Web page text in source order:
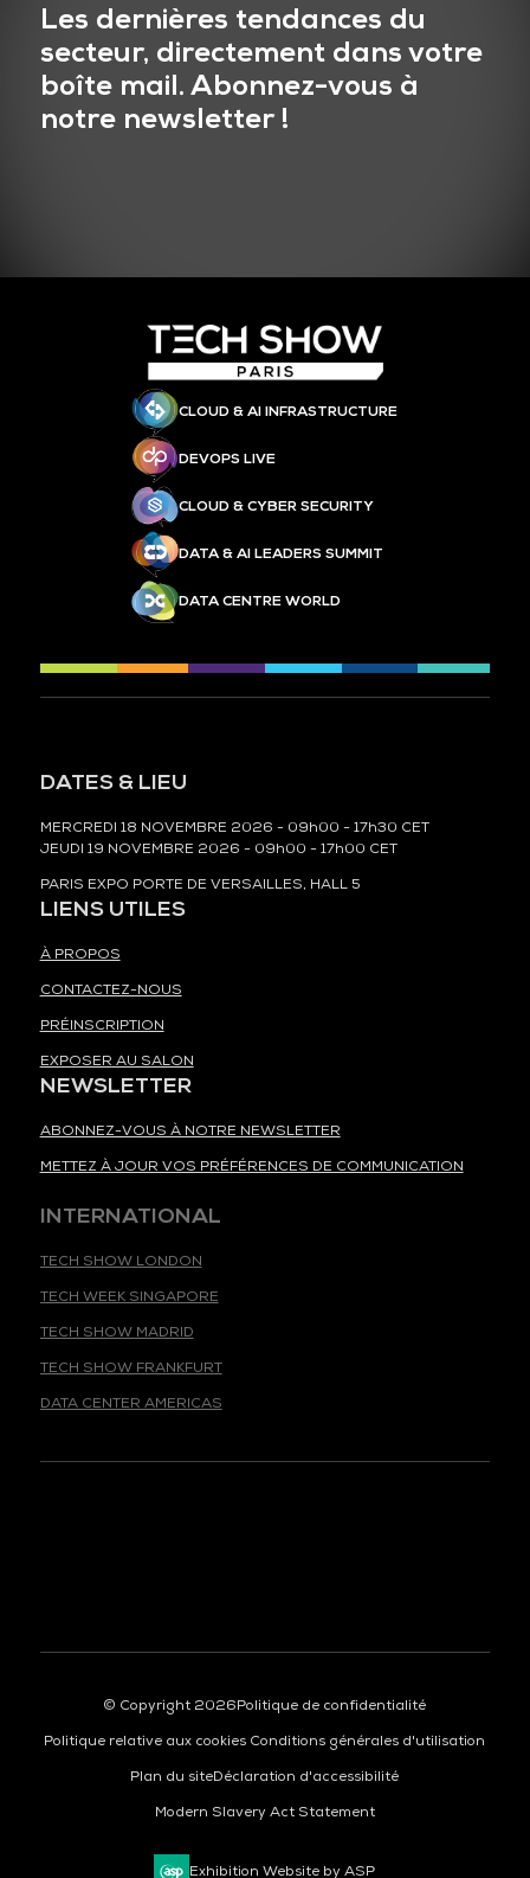
Les dernières tendances du
secteur, directement dans votre
boîte mail. Abonnez-vous à
notre newsletter !
CLOUD & AI INFRASTRUCTURE
DEVOPS LIVE
CLOUD & CYBER SECURITY
DATA & AI LEADERS SUMMIT
DATA CENTRE WORLD
DATES & LIEU
MERCREDI 18 NOVEMBRE 2026 - 09h00 - 17h30 CET
JEUDI 19 NOVEMBRE 2026 - 09h00 - 17h00 CET
PARIS EXPO PORTE DE VERSAILLES, HALL 5
LIENS UTILES
À PROPOS
CONTACTEZ-NOUS
PRÉINSCRIPTION
EXPOSER AU SALON
NEWSLETTER
ABONNEZ-VOUS À NOTRE NEWSLETTER
METTEZ À JOUR VOS PRÉFÉRENCES DE COMMUNICATION
© Copyright 2026Politique de confidentialité
Politique relative aux cookies Conditions générales d'utilisation
Plan du siteDéclaration d'accessibilité
Modern Slavery Act Statement
Exhibition Website by ASP